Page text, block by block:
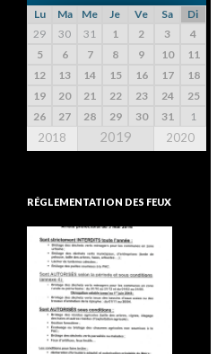
Lu Ma Me Je Ve Sa
Di
29
30 31 1 2 3
4
5
6 7 8 9 10
11
12
13 14 15 16 17
18
19
20 21 22 23 24
25
26
27 28 29 30 31 1
2018 2019 2020
RÉGLEMENTATION DES FEUX